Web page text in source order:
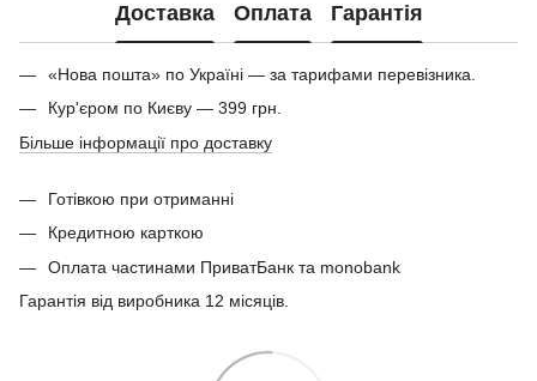
Доставка Оплата Гарантія
«Нова пошта» по Україні — за тарифами перевізника.
Кур'єром по Києву — 399 грн.
Більше інформації про доставку
Готівкою при отриманні
Кредитною карткою
Оплата частинами ПриватБанк та monobank
Гарантія від виробника 12 місяців.